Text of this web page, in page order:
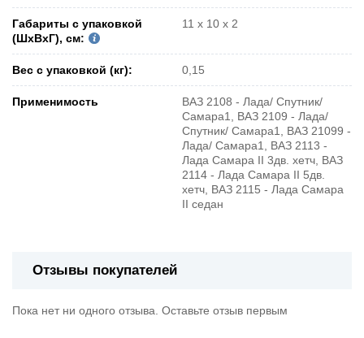
Габариты с упаковкой
(ШxВxГ), см:
11 х 10 х 2
Вес с упаковкой (кг): 0,15
Применимость
ВАЗ 2108 - Лада/ Спутник/
Самара1, ВАЗ 2109 - Лада/
Спутник/ Самара1, ВАЗ 21099 -
Лада/ Самара1, ВАЗ 2113 -
Лада Самара II 3дв. хетч, ВАЗ
2114 - Лада Самара II 5дв.
хетч, ВАЗ 2115 - Лада Самара
II седан
Отзывы покупателей
Пока нет ни одного отзыва. Оставьте отзыв первым